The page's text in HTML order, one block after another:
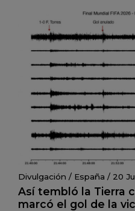
Divulgación / España / 20
Así tembló la Tierra
marcó el gol de la